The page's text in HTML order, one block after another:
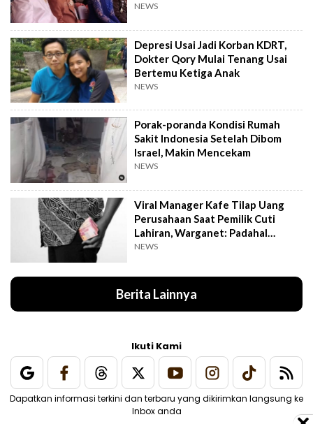
NEWS
Depresi Usai Jadi Korban KDRT,
Dokter Qory Mulai Tenang Usai
Bertemu Ketiga Anak
NEWS
Porak-poranda Kondisi Rumah
Sakit Indonesia Setelah Dibom
Israel, Makin Mencekam
NEWS
Viral Manager Kafe Tilap Uang
Perusahaan Saat Pemilik Cuti
Lahiran, Warganet: Padahal
Enggak Gede Banget
NEWS
Berita Lainnya
Ikuti Kami
Dapatkan informasi terkini dan terbaru yang dikirimkan langsung ke
Inbox anda